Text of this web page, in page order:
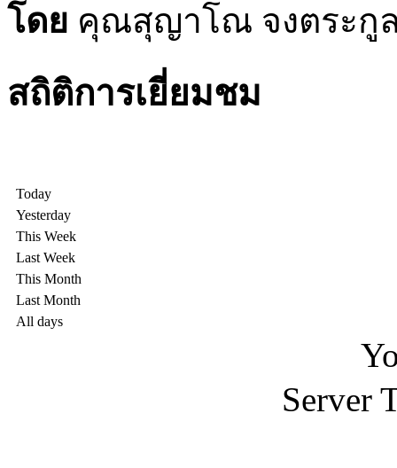
โดย คุณสุญาโณ จงตระกู
สถิติการเยี่ยมชม
Today
Yesterday
This Week
Last Week
This Month
Last Month
All days
Server